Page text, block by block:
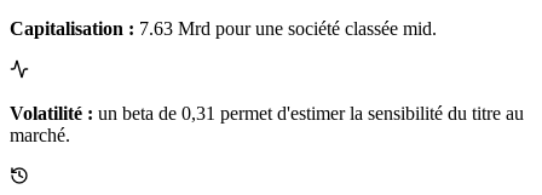
Capitalisation : 7.63 Mrd pour une société classée mid.
Volatilité : un beta de 0,31 permet d'estimer la sensibilité du titre au
marché.